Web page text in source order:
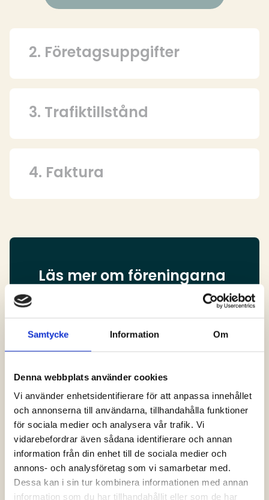
Samtycke Information Om
Denna webbplats använder cookies
Vi använder enhetsidentifierare för att anpassa innehållet
och annonserna till användarna, tillhandahålla funktioner
för sociala medier och analysera vår trafik. Vi
vidarebefordrar även sådana identifierare och annan
information från din enhet till de sociala medier och
annons- och analysföretag som vi samarbetar med.
Dessa kan i sin tur kombinera informationen med annan
information som du har tillhandahållit eller som de har
2. Företagsuppgifter
3. Trafiktillstånd
4. Faktura
Läs mer om föreningarna
Det finns 12 åkeriföreningar runt om i Sverige,
vilket gör att vi har god insyn i branschen i
hela landet. Som medlem i Sveriges
företaget har sitt säte i.
Föreningarna arbetar för att utveckla
åkerinäringen lokalt och regionalt, samtidigt
som de stöttar och företräder sina
medlemmar.
Läs mer om föreningarna